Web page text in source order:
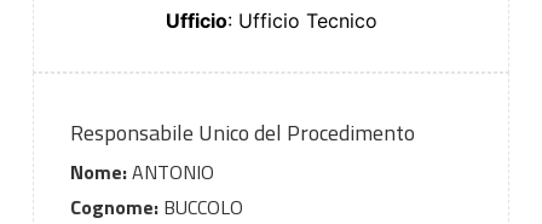
Ufficio: Ufficio Tecnico
Responsabile Unico del Procedimento
Nome:ANTONIO
Cognome:BUCCOLO